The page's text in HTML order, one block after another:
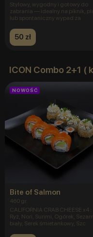
Stylowy, wygodny i gotowy do
zabrania — idealny na piknik,
lub spontaniczny wypad za
50 zł
ICON Combo 2+1 (
NOWOŚĆ
Bite of Salmon
460 gr.
CALIFORNIA CRAB CHEESE x4 :
Ryż, Nori, Surimi, Ogórek, Sezam
biały, Serek śmietankowy, Szc